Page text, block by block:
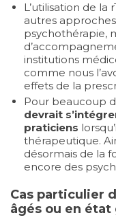
L’utilisation de la
autres approches
psychothérapie,
institutions
comme nous
effets de la
Pour beaucoup
devrait
praticiens
thérapeutique.
désormais de la
encore des
Cas particulier
âgés ou en